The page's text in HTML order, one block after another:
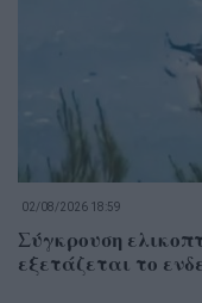
02/08/2026 18:59
Σύγκρουση
εξετάζεται το